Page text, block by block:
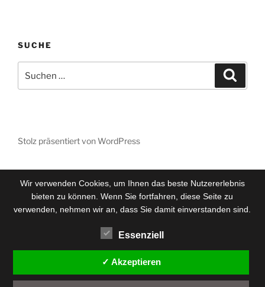
SUCHE
nach:
Stolz präsentiert von WordPress
Wir verwenden Cookies, um Ihnen das beste Nutzererlebnis
bieten zu können. Wenn Sie fortfahren, diese Seite zu
verwenden, nehmen wir an, dass Sie damit einverstanden sind.
Essenziell
✓ Akzeptieren